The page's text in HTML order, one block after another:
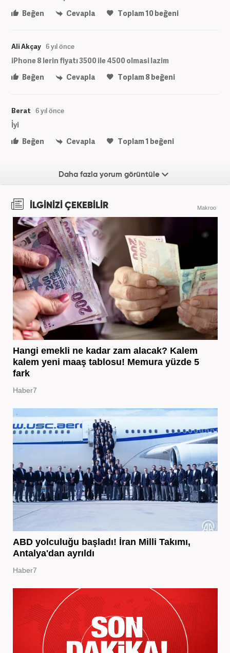
Beğen
Cevapla Toplam10beğeni
Ali Akçay 6 yıl önce
iPhone 8 lerin fiyatı 3500 ile 4500 olmasi lazim
Beğen
Cevapla Toplam8beğeni
Berat 6 yıl önce
İyi
Beğen
Cevapla Toplam1 beğeni
Daha fazla yorum görüntüle
İLGİNİZİ ÇEKEBİLİR Makroo
Hangi emekli ne kadar zam alacak? Kalem
kalem yeni maaş tablosu! Memura yüzde 5
fark
Haber7
ABD yolculuğu başladı! İran Milli Takımı,
Antalya'dan ayrıldı
Haber7